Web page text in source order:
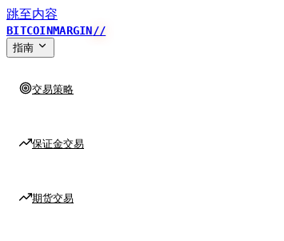
跳至内容
BITCOINMARGIN//
指南
交易策略
保证金交易
期货交易